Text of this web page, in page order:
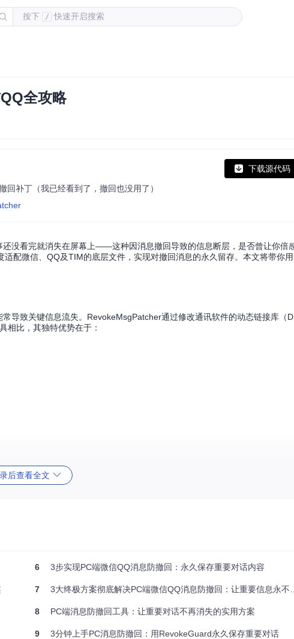
按下 / 快速开启搜索
全攻略
下载源代码
补丁（我已经看到了，撤回也没用了）
没看完就消失在屏幕上——这种因消息撤回导致的信息断层，是否曾让你倍
配微信、QQ及TIM的底层文件，实现对撤回消息的永久留存。本文将带你
导致关键信息流失。RevokeMsgPatcher通过修改通讯软件的动态链接库（
相比，其独特优势在于：
后查看全文
6 3步实现PC端微信QQ消息防撤回：永久保存重要对话内容
7 3大终极方案彻底解决PC端微信QQ消息防撤回：让重要信息永不丢失
8 PC端消息防撤回工具：让重要对话不再消失的实用方案
9 3分钟上手PC消息防撤回：用RevokeGuard永久保存重要对话